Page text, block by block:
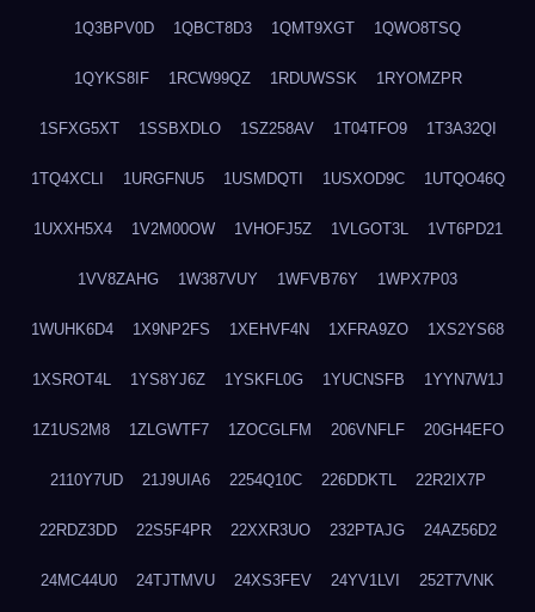
1Q3BPV0D 1QBCT8D3 1QMT9XGT 1QWO8TSQ
1QYKS8IF 1RCW99QZ 1RDUWSSK 1RYOMZPR
1SFXG5XT 1SSBXDLO 1SZ258AV 1T04TFO9 1T3A32QI
1TQ4XCLI 1URGFNU5 1USMDQTI 1USXOD9C 1UTQO46Q
1UXXH5X4 1V2M00OW 1VHOFJ5Z 1VLGOT3L 1VT6PD21
1VV8ZAHG 1W387VUY 1WFVB76Y 1WPX7P03
1WUHK6D4 1X9NP2FS 1XEHVF4N 1XFRA9ZO 1XS2YS68
1XSROT4L 1YS8YJ6Z 1YSKFL0G 1YUCNSFB 1YYN7W1J
1Z1US2M8 1ZLGWTF7 1ZOCGLFM 206VNFLF 20GH4EFO
2110Y7UD 21J9UIA6 2254Q10C 226DDKTL 22R2IX7P
22RDZ3DD 22S5F4PR 22XXR3UO 232PTAJG 24AZ56D2
24MC44U0 24TJTMVU 24XS3FEV 24YV1LVI 252T7VNK